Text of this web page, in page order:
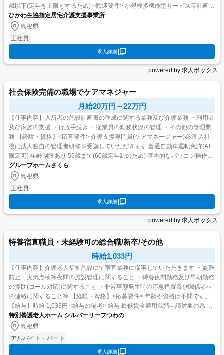
歳以下(定年を上限とするため) <歓迎要件> 小規模多機能型サービス等計画作
成担当者研修修...
ひかわ生協指定居宅介護支援事業所
島根県
正社員
求人詳細
powered by 求人ボックス
社会保険完備の職場でケアマネジャー
月給20万円～22万円
【仕事内容】入所者の施設計画書の作成に関する業務及び介護業務 ・利用者
及び家族の支援 ・行政手続き ・従業員の勤務状況の管理 ・その他の管理業
務 【経験・資格】<応募要件> 介護支援専門員(ケアマネージャー)必須 入社
後に法人独自の管理者研修を受講していただきます 普通自動車運転免許(AT
限定可) 年齢制限あり 59歳まで(60歳定年制のため) 基本的なパソコン操作が
可能な方 学歴・経験不問 ...
グループホームさくら
島根県
正社員
求人詳細
powered by 求人ボックス
特養宿直職員・未経験可の総合職/新卒/その他
時給1,033円
【仕事内容】介護老人福祉施設にて宿直業務に従事していただきます ・盗難
防止・火気点検等夜間の施設管理に関すること ・特養夜間勤務及び早朝勤務
の援助(コール対応)に関すること ・非常事態発生時の応急措置及び関係者へ
の連絡に関すること等 【経験・資格】<応募要件> 年齢や資格は不問です。
【給与】時給 1,033円 <給与の備考> 給与 最低賃金適用叙階申請対象の為 時
間給884円(参考) 賃金形...
特別養護老人ホーム シルバーリーフつわの
島根県
アルバイト・パート
求人詳細